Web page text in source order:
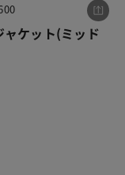
ケット(ミッド